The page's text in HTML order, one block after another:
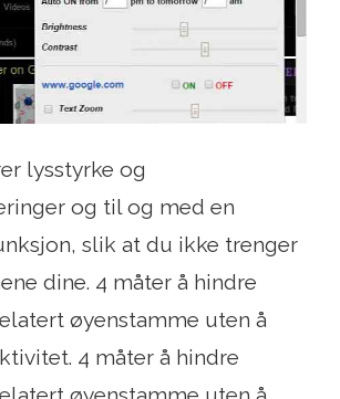
lysstyrke og
og til og med en
slik at du ikke trenger
dine. 4 måter å hindre
øyenstamme uten å
4 måter å hindre